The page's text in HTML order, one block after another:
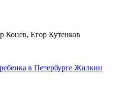
Егор Кутенков
в Петербурге Жилкин